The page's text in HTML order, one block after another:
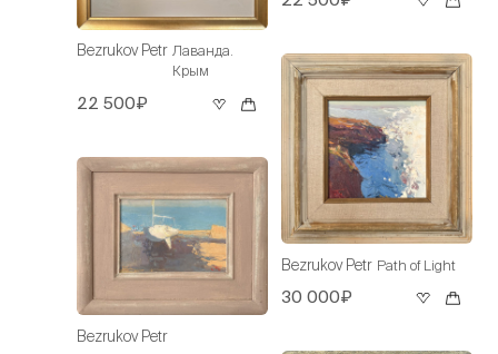
Bezrukov Petr Лаванда.
Крым
22 500₽
Bezrukov Petr
Bezrukov Petr Path of Light
30 000₽